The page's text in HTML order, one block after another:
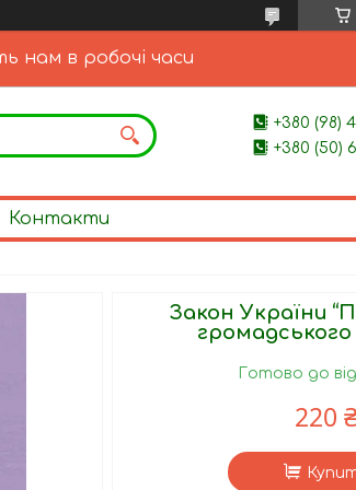
нам в робочі часи
+380 (98)
+380 (50)
Контакти
Закон України
громадського
Готово до
220